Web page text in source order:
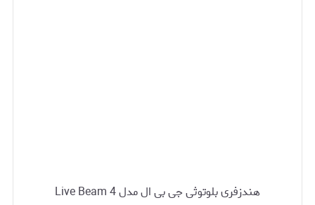
هندزفری بلوتوثی جی بی ال مدل Live Beam 4